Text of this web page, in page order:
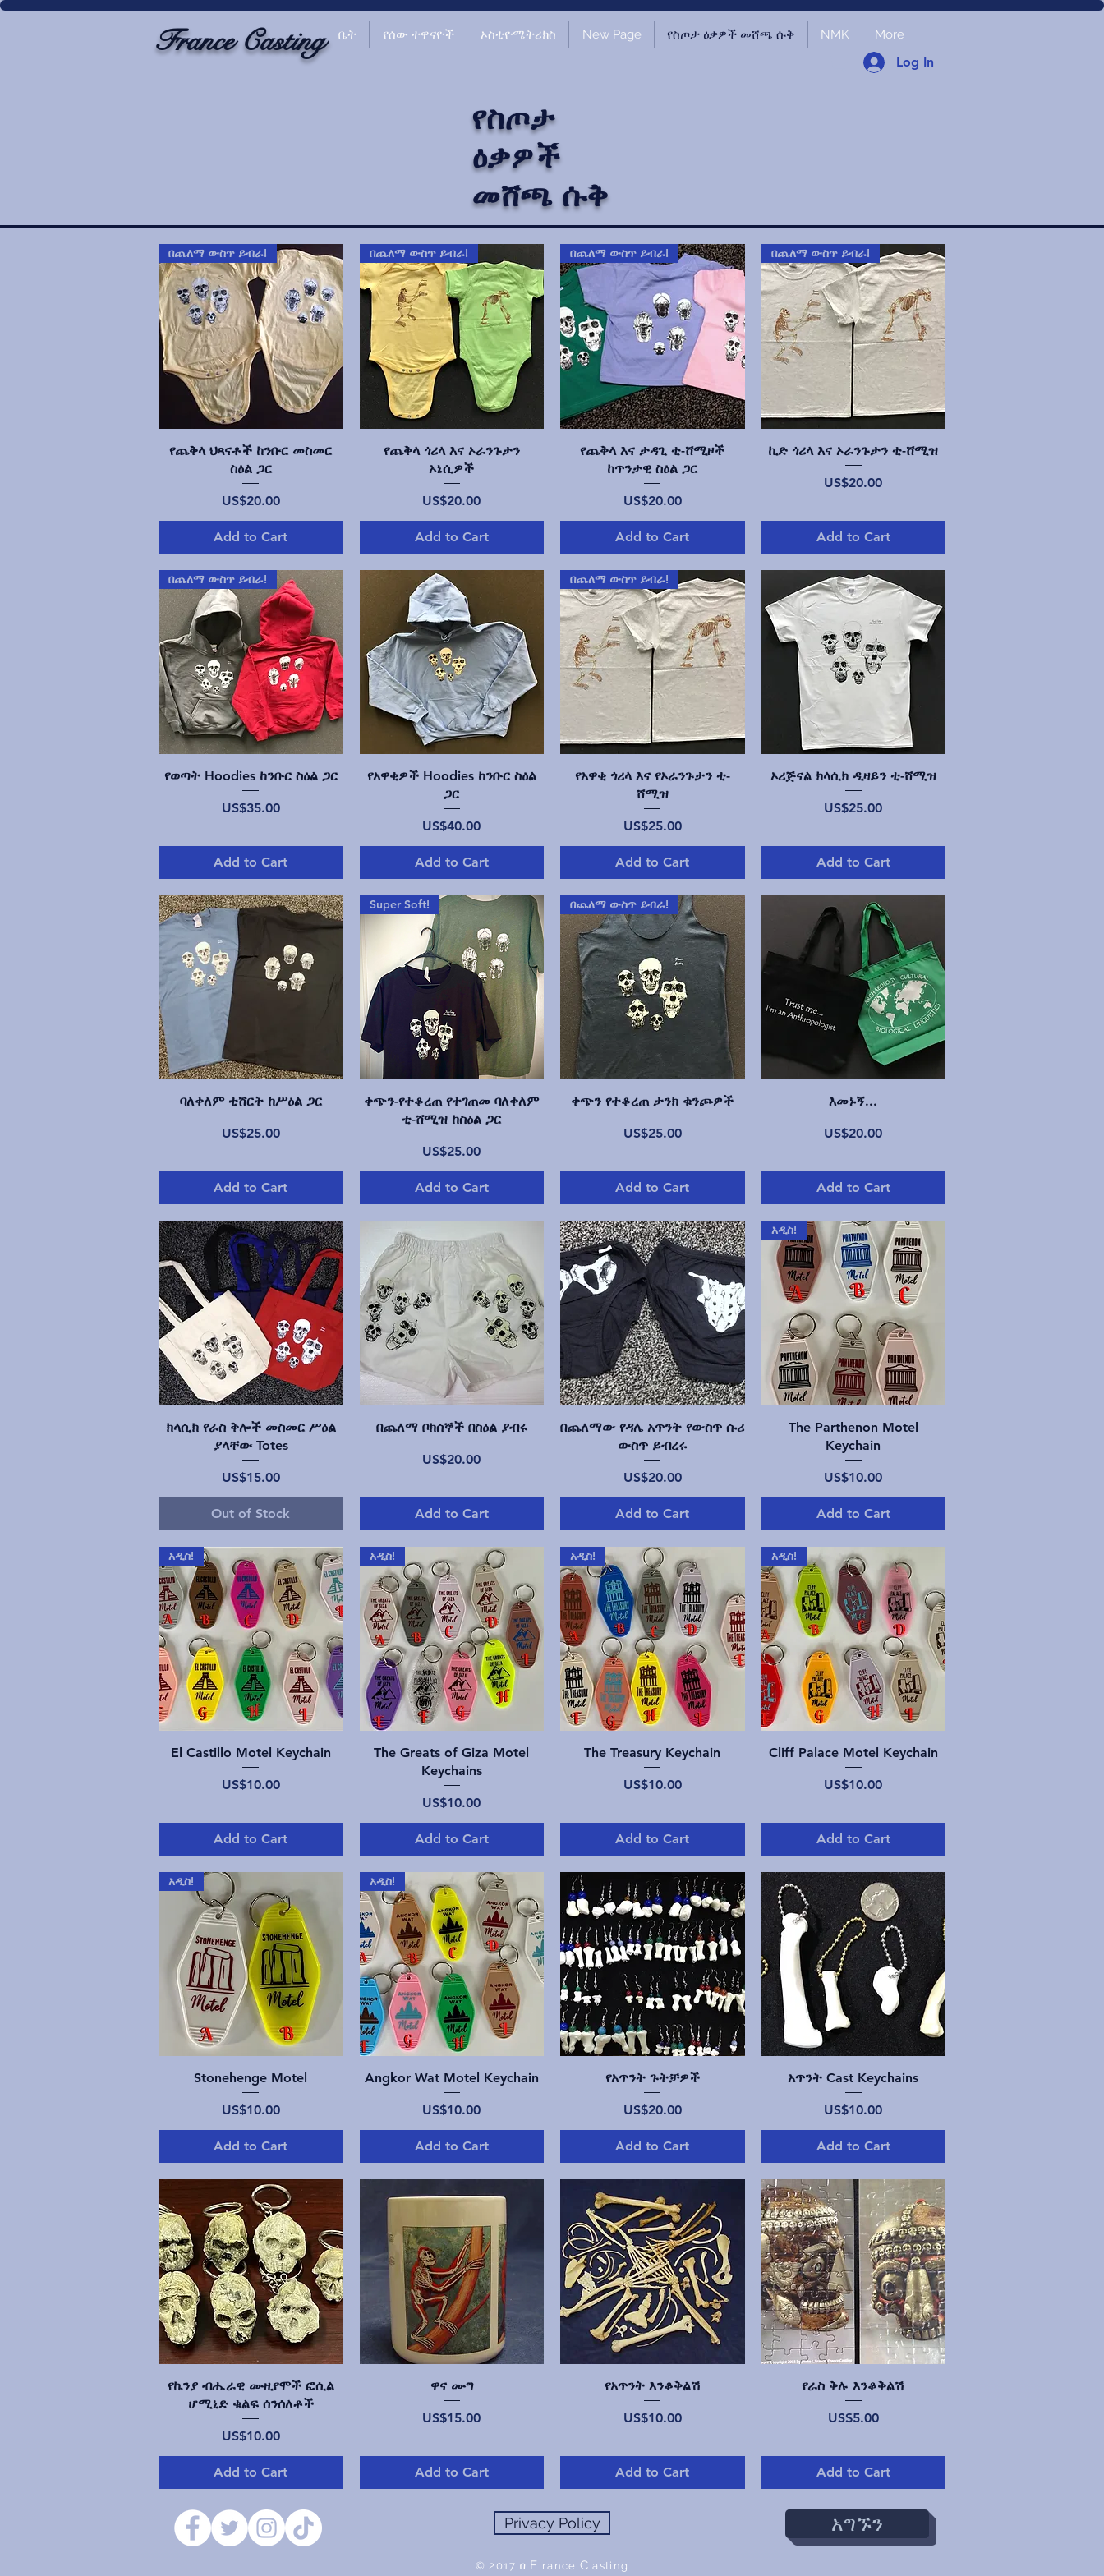
France Casting ቤት የሰው ተዋናዮች ኦስቲዮሜትሪክስ New Page የስጦታ ዕቃዎች መሸጫ ሱቅ NMK More
Log In
የስጦታ
ዕቃዎች
መሸጫ ሱቅ
Quick View
በጨለማ ውስጥ ይብራ!
የጨቅላ ህጻናቶች ከንቡር መስመር
ስዕል ጋር
Price
US$20.00
Add to Cart
Quick View
በጨለማ ውስጥ ይብራ!
የጨቅላ ጎሪላ እና ኦራንጉታን
ኦኔሲዎች
Price
US$20.00
Add to Cart
Quick View
በጨለማ ውስጥ ይብራ!
የጨቅላ እና ታዳጊ ቲ-ሸሚዞች
ከጥንታዊ ስዕል ጋር
Price
US$20.00
Add to Cart
Quick View
በጨለማ ውስጥ ይብራ!
ኪድ ጎሪላ እና ኦራንጉታን ቲ-ሸሚዝ
Price
US$20.00
Add to Cart
Quick View
በጨለማ ውስጥ ይብራ!
የወጣት Hoodies ከንቡር ስዕል ጋር
Price
US$35.00
Add to Cart
Quick View
የአዋቂዎች Hoodies ከንቡር ስዕል
ጋር
Price
US$40.00
Add to Cart
Quick View
በጨለማ ውስጥ ይብራ!
የአዋቂ ጎሪላ እና የኦራንጉታን ቲ-
ሸሚዝ
Price
US$25.00
Add to Cart
Quick View
ኦሪጅናል ክላሲክ ዲዛይን ቲ-ሸሚዝ
Price
US$25.00
Add to Cart
Quick View
ባለቀለም ቲሸርት ከሥዕል ጋር
Price
US$25.00
Add to Cart
Quick View
Super Soft!
ቀጭን-የተቆረጠ የተገጠመ ባለቀለም
ቲ-ሸሚዝ ከስዕል ጋር
Price
US$25.00
Add to Cart
Quick View
በጨለማ ውስጥ ይብራ!
ቀጭን የተቆረጠ ታንክ ቁንጮዎች
Price
US$25.00
Add to Cart
Quick View
እመኑኝ...
Price
US$20.00
Add to Cart
Quick View
ክላሲክ የራስ ቅሎች መስመር ሥዕል
ያላቸው Totes
Price
US$15.00
Out of Stock
Quick View
በጨለማ ቦክሰኞች በስዕል ያብሩ
Price
US$20.00
Add to Cart
Quick View
በጨለማው የዳሌ አጥንት የውስጥ ሱሪ
ውስጥ ይብረሩ
Price
US$20.00
Add to Cart
Quick View
አዲስ!
The Parthenon Motel
Keychain
Price
US$10.00
Add to Cart
Quick View
አዲስ!
El Castillo Motel Keychain
Price
US$10.00
Add to Cart
Quick View
አዲስ!
The Greats of Giza Motel
Keychains
Price
US$10.00
Add to Cart
Quick View
አዲስ!
The Treasury Keychain
Price
US$10.00
Add to Cart
Quick View
አዲስ!
Cliff Palace Motel Keychain
Price
US$10.00
Add to Cart
Quick View
አዲስ!
Stonehenge Motel
Price
US$10.00
Add to Cart
Quick View
አዲስ!
Angkor Wat Motel Keychain
Price
US$10.00
Add to Cart
Quick View
የአጥንት ጉትቻዎች
Price
US$20.00
Add to Cart
Quick View
አጥንት Cast Keychains
Price
US$10.00
Add to Cart
Quick View
የኬንያ ብሔራዊ ሙዚየሞች ፎሲል
ሆሚኒድ ቁልፍ ሰንሰለቶች
Price
US$10.00
Add to Cart
Quick View
ዋና ሙግ
Price
US$15.00
Add to Cart
Quick View
የአጥንት እንቆቅልሽ
Price
US$10.00
Add to Cart
Quick View
የራስ ቅሉ እንቆቅልሽ
Price
US$5.00
Add to Cart
Privacy Policy አግኙን
© 2017 በ F rance C asting